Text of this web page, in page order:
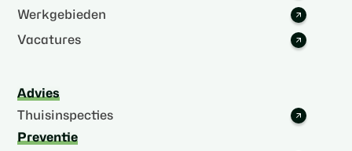
Werkgebieden
Vacatures
Advies
Thuisinspecties
Preventie